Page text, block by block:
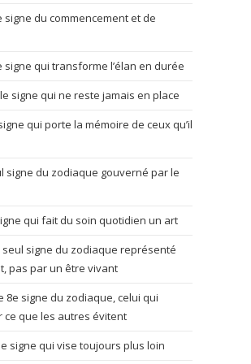
signe du commencement et de
signe qui transforme l’élan en durée
signe qui ne reste jamais en place
qui porte la mémoire de ceux qu’il
signe du zodiaque gouverné par le
qui fait du soin quotidien un art
seul signe du zodiaque représenté
pas par un être vivant
8e signe du zodiaque, celui qui
ce que les autres évitent
signe qui vise toujours plus loin